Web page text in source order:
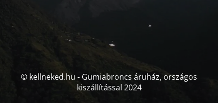
© kellneked.hu - Gumiabroncs áruház, országos
kiszállítással 2024